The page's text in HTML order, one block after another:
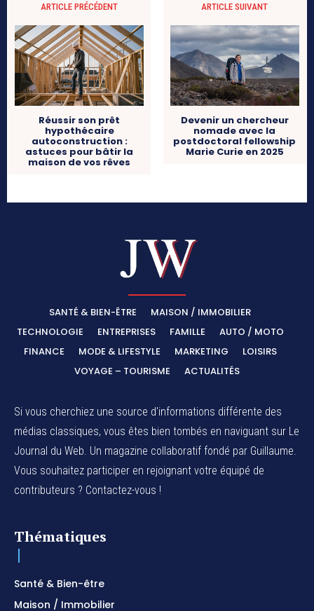
ARTICLE PRÉCÉDENT
Réussir son prêt
hypothécaire
autoconstruction :
astuces pour bâtir la
maison de vos rêves
ARTICLE SUIVANT
Devenir un chercheur
nomade avec la
postdoctoral fellowship
Marie Curie en 2025
SANTÉ & BIEN-ÊTRE
MAISON / IMMOBILIER
TECHNOLOGIE
ENTREPRISES FAMILLE
AUTO / MOTO
FINANCE
MODE & LIFESTYLE MARKETING
LOISIRS
VOYAGE – TOURISME
ACTUALITÉS
Si vous cherchiez une source d'informations différente des
médias classiques, vous êtes bien tombés en naviguant sur Le
Journal du Web. Un magazine collaboratif fondé par Guillaume.
Vous souhaitez participer en rejoignant votre équipé de
contributeurs ? Contactez-vous !
Thématiques
Santé & Bien-être
Maison / Immobilier